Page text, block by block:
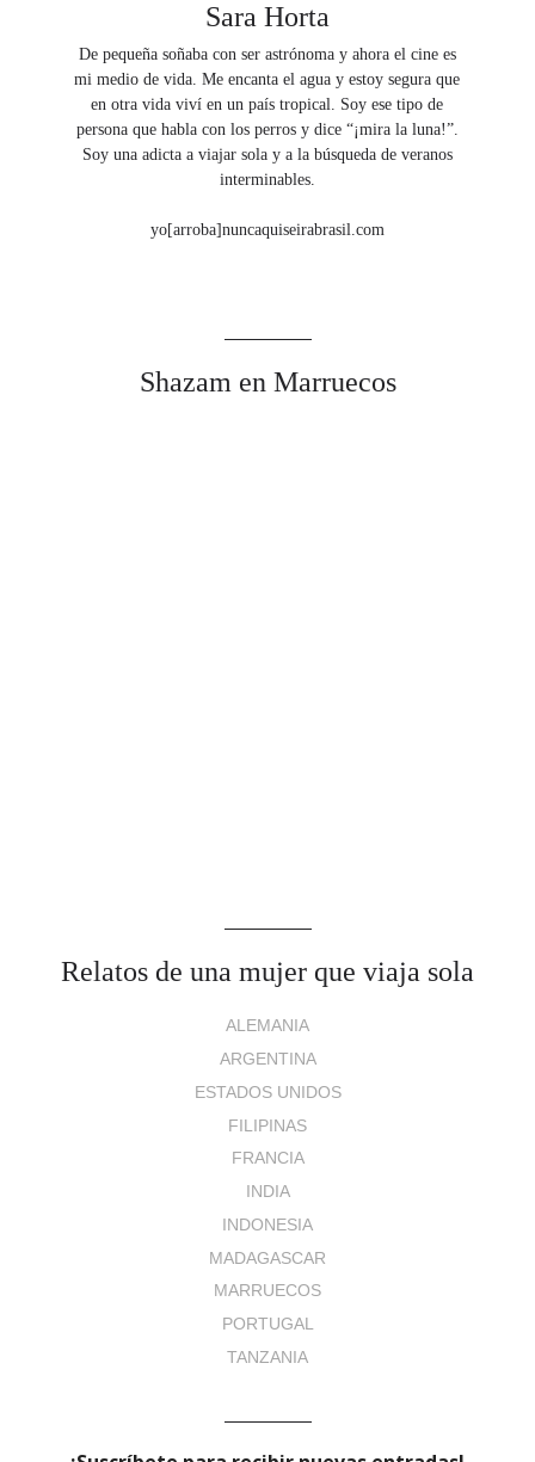
Sara Horta
De pequeña soñaba con ser astrónoma y ahora el cine es
mi medio de vida. Me encanta el agua y estoy segura que
en otra vida viví en un país tropical. Soy ese tipo de
persona que habla con los perros y dice “¡mira la luna!”.
Soy una adicta a viajar sola y a la búsqueda de veranos
interminables.
yo[arroba]nuncaquiseirabrasil.com
Shazam en Marruecos
Relatos de una mujer que viaja sola
ALEMANIA
ARGENTINA
ESTADOS UNIDOS
FILIPINAS
FRANCIA
INDIA
INDONESIA
MADAGASCAR
MARRUECOS
PORTUGAL
TANZANIA